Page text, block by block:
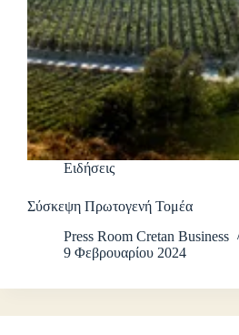
Ειδήσεις
Σύσκεψη Πρωτογενή Τομέα
Press Room Cretan Business
9 Φεβρουαρίου 2024